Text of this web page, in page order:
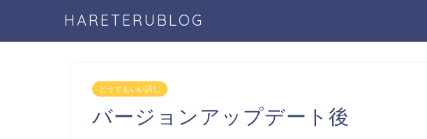
HARETERUBLOG
どうでもいい話し
バージョンアップデート後